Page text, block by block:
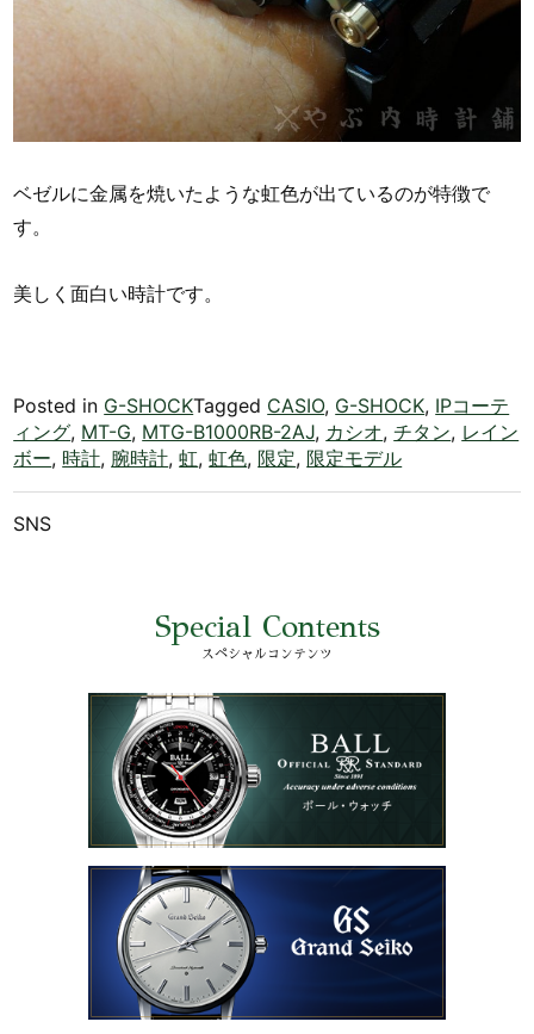
ベゼルに金属を焼いたような虹色が出ているのが特徴で
す。
美しく面白い時計です。
Posted in G-SHOCKTagged CASIO, G-SHOCK, IPコーテ
ィング, MT-G, MTG-B1000RB-2AJ, カシオ,チタン, レイン
ボー, 時計, 腕時計,虹,虹色, 限定, 限定モデル
SNS
Special Contents
スペシャルコンテンツ